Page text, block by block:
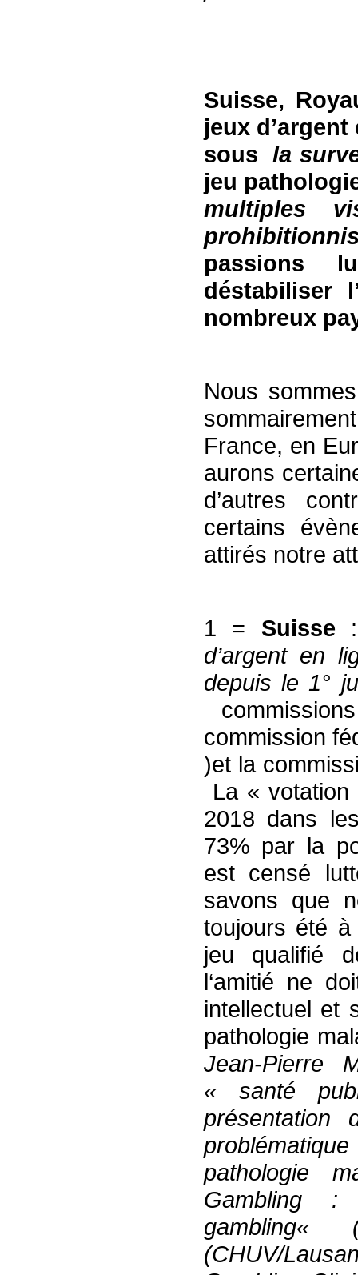
Suisse,
jeux
sousla
jeu
multiples
passions
déstabiliser
nombreux
Nous
France, en
aurons
d’autres
certains
attirés notre
1 = Suisse
d’argent en
depuis le 1°
commission
)et la
La «
2018 dans
73% par la
est censé
savons que
toujours été
jeu qualifié
l‘amitié ne
intellectuel et
pathologie
Jean-Pierre
« santé
pathologie
Gambling
gambling«
(CHUV/